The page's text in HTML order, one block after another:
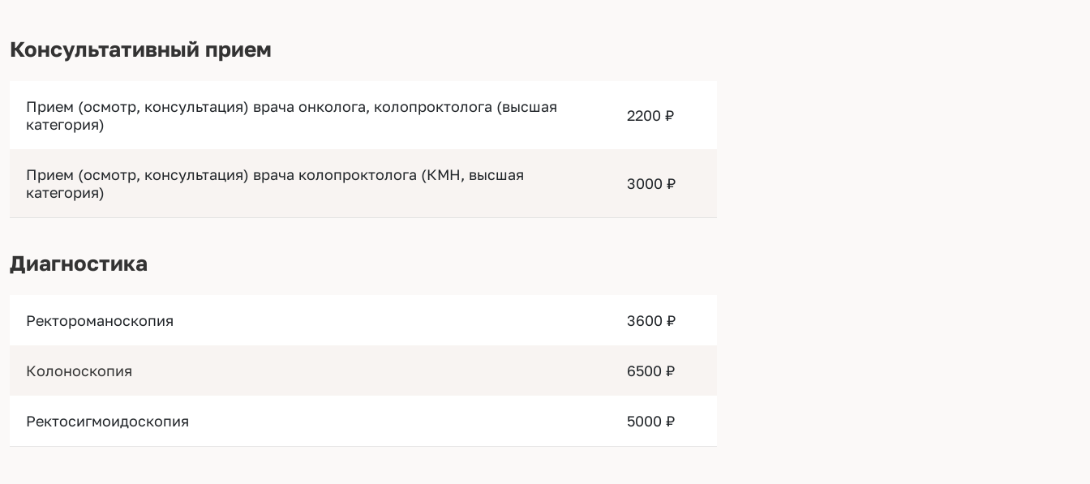
Консультативный прием
Прием (осмотр, консультация) врача онколога, колопроктолога (высшая
категория)
2200 ₽
Прием (осмотр, консультация) врача колопроктолога (КМН, высшая
категория)
3000 ₽
Диагностика
Ректороманоскопия 3600 ₽
Колоноскопия 6500 ₽
Ректосигмоидоскопия 5000 ₽